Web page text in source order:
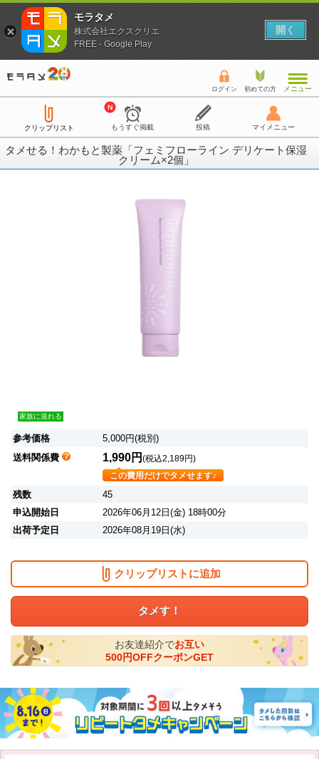
ログイン 初めての方 メニュー
クリップリスト もうすぐ掲載 投稿 マイメニュー
タメせる！わかもと製薬「フェミフローライン デリケート保湿
クリーム×2個」
家族に送れる
参考価格
5,000円(税別)
送料関係費
1,990円 (税込2,189円)
この費用だけでタメせます♪
残数
45
申込開始日
2026年06月12日(金) 18時00分
出荷予定日
2026年08月19日(水)
クリップリストに追加
タメす！
お友達紹介でお互い
500円OFFクーポンGET
モラタメ
株式会社エクスクリエ
FREE - Google Play
開く